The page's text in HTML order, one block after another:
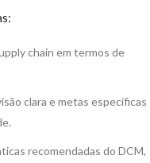
chain em termos de
clara e metas específicas
recomendadas do DCM,